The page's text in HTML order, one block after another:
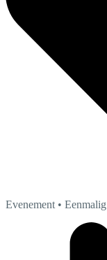
Evenement • Eenmalig